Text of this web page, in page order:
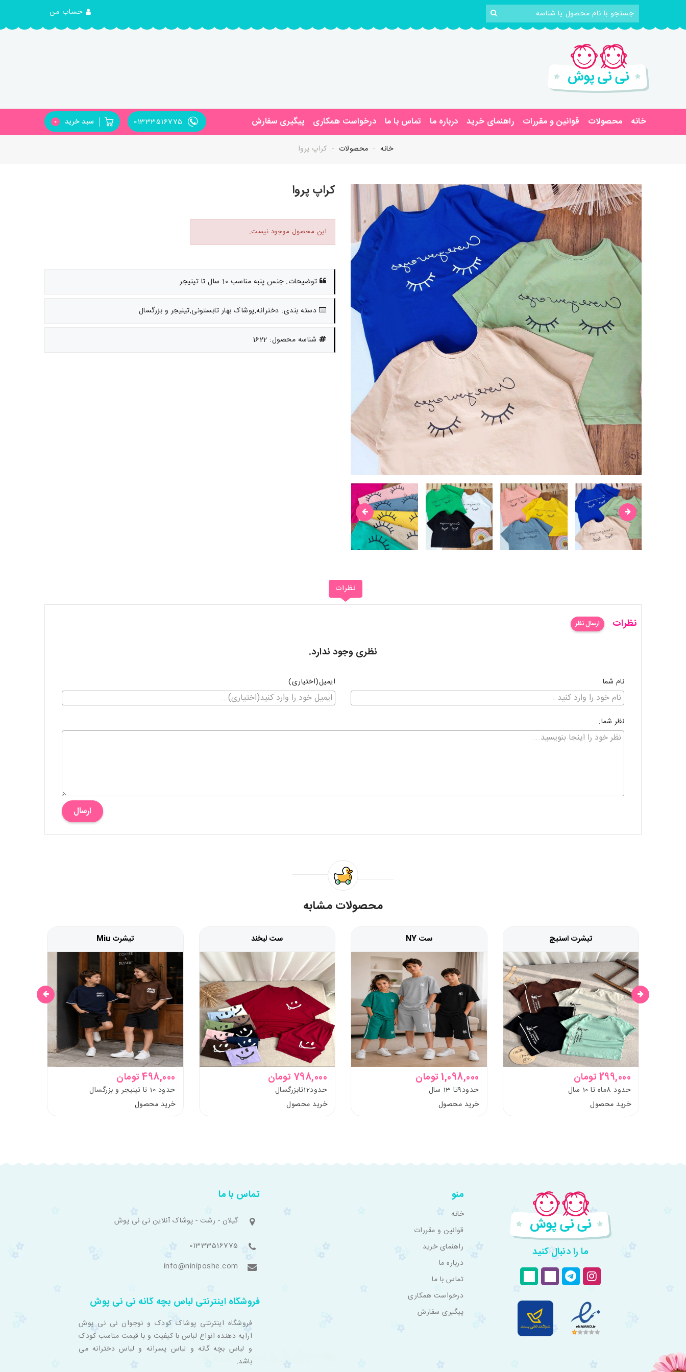
حساب من
خانه محصولات قوانین و مقررات راهنمای خرید درباره ما تماس با ما درخواست همکاری پیگیری سفارش سبد خرید 0 01333516775
خانه محصولات کراپ پروا
کراپ پروا
این محصول موجود نیست.
توضیحات: جنس پنبه مناسب 10 سال تا تینیجر
دسته بندی: دخترانه,پوشاک بهار تابستونی,تینیجر و بزرگسال
شناسه محصول: 1622
نظرات
نظرات ارسال نظر
نظری وجود ندارد.
نام شما ایمیل(اختیاری)
نظر شما:
ارسال
محصولات مشابه
تیشرت استیچ
299,000 تومان
حدود 8ماه تا 10 سال
خرید محصول
ست NY
1,098,000 تومان
حدود9تا 13 سال
خرید محصول
ست لبخند
798,000 تومان
حدود12تابزرگسال
خرید محصول
تیشرت Miu
498,000 تومان
حدود 10 تا تینیجر و بزرگسال
خرید محصول
ما را دنبال کنید
منو
خانه
قوانین و مقررات
راهنمای خرید
درباره ما
تماس با ما
درخواست همکاری
پیگیری سفارش
تماس با ما
گیلان - رشت - پوشاک آنلاین نی نی پوش
01333516775
info@niniposhe.com
فروشگاه اینترنتی لباس بچه گانه نی نی پوش
فروشگاه اینترنتی پوشاک کودک و نوجوان نی نی پوش
ارایه دهنده انواع لباس با کیفیت و با قیمت مناسب کودک
و لباس بچه گانه و لباس پسرانه و لباس دخترانه می
باشد.